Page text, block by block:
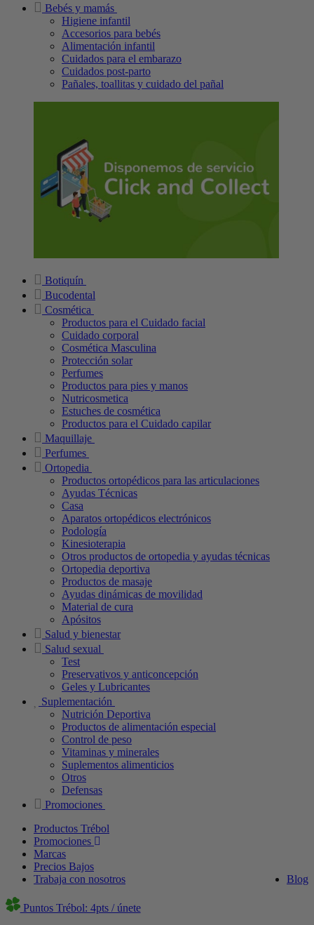
Bebés y mamás
Higiene infantil
Accesorios para bebés
Alimentación infantil
Cuidados para el embarazo
Cuidados post-parto
Pañales, toallitas y cuidado del pañal
Botiquín
Bucodental
Cosmética
Productos para el Cuidado facial
Cuidado corporal
Cosmética Masculina
Protección solar
Perfumes
Productos para pies y manos
Nutricosmetica
Estuches de cosmética
Productos para el Cuidado capilar
Maquillaje
Perfumes
Ortopedia
Productos ortopédicos para las articulaciones
Ayudas Técnicas
Casa
Aparatos ortopédicos electrónicos
Podología
Kinesioterapia
Otros productos de ortopedia y ayudas técnicas
Ortopedia deportiva
Productos de masaje
Ayudas dinámicas de movilidad
Material de cura
Apósitos
Salud y bienestar
Salud sexual
Test
Preservativos y anticoncepción
Geles y Lubricantes
Suplementación
Nutrición Deportiva
Productos de alimentación especial
Control de peso
Vitaminas y minerales
Suplementos alimenticios
Otros
Defensas
Promociones
Productos Trébol
Promociones
Marcas
Precios Bajos
Blog
Trabaja con nosotros
Puntos Trébol: 4pts / únete